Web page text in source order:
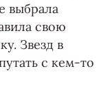
выбрала
свою
Звезд в
с кем-то